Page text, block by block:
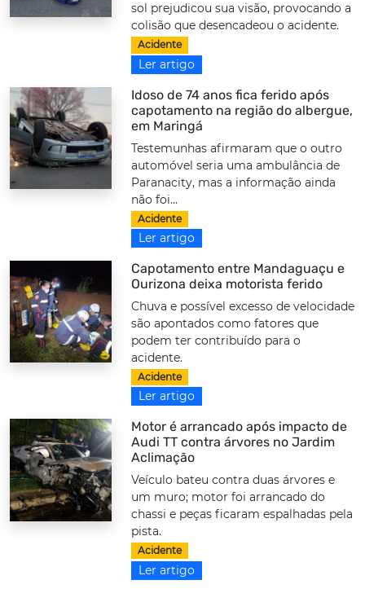
sol prejudicou sua visão, provocando a
colisão que desencadeou o acidente.
Acidente
Ler artigo
Idoso de 74 anos fica ferido após
capotamento na região do albergue,
em Maringá
Testemunhas afirmaram que o outro
automóvel seria uma ambulância de
Paranacity, mas a informação ainda
não foi...
Acidente
Ler artigo
Capotamento entre Mandaguaçu e
Ourizona deixa motorista ferido
Chuva e possível excesso de velocidade
são apontados como fatores que
podem ter contribuído para o
acidente.
Acidente
Ler artigo
Motor é arrancado após impacto de
Audi TT contra árvores no Jardim
Aclimação
Veículo bateu contra duas árvores e
um muro; motor foi arrancado do
chassi e peças ficaram espalhadas pela
pista.
Acidente
Ler artigo